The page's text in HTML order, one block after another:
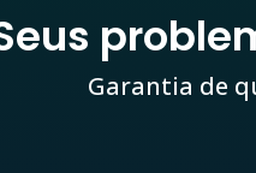
Garantia de